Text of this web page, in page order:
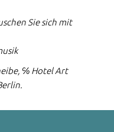
Sie sich mit
℅ Hotel Art